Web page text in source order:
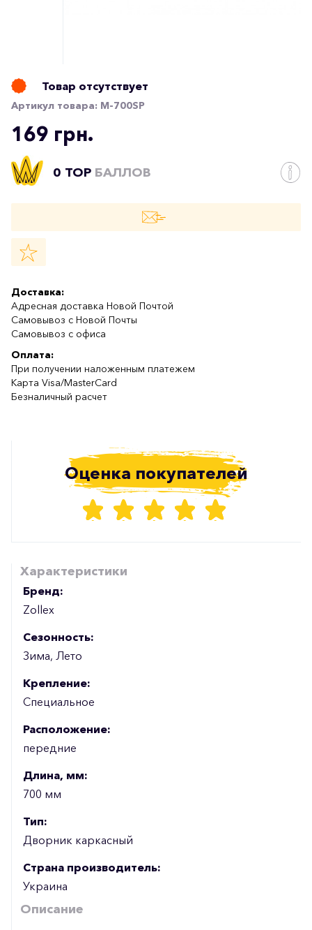
Товар отсутствует
Артикул товара: M-700SP
169 грн.
0 TOP БАЛЛОВ
Доставка:
Адресная доставка Новой Почтой
Самовывоз с Новой Почты
Самовывоз с офиса
Оплата:
При получении наложенным платежем
Карта Visa/MasterCard
Безналичный расчет
Оценка покупателей
Характеристики
Бренд:
Zollex
Сезонность:
Зима, Лето
Крепление:
Специальное
Расположение:
передние
Длина, мм:
700 мм
Тип:
Дворник каркасный
Страна производитель:
Украина
Описание